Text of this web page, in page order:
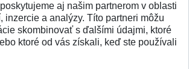
aj našim partnerom v oblasti
inzercie a analýzy. Títo partneri môžu
skombinovať s ďalšími údajmi, ktoré
ktoré od vás získali, keď ste používali